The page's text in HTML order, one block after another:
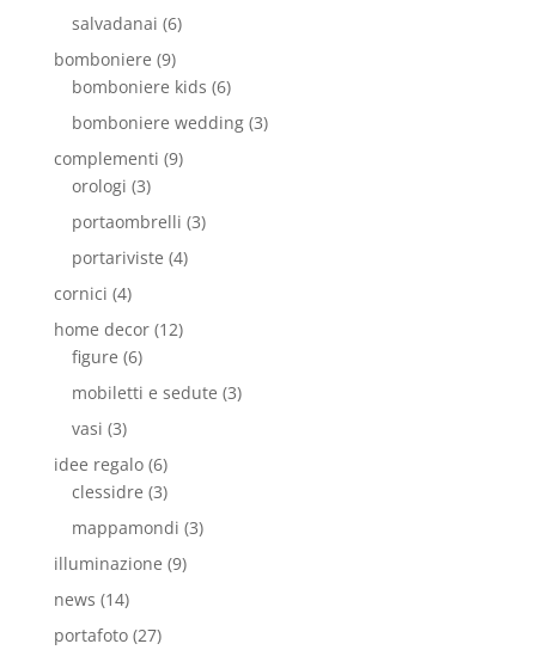
salvadanai (6)
bomboniere (9)
bomboniere kids (6)
bomboniere wedding(3)
complementi (9)
orologi (3)
portaombrelli (3)
portariviste (4)
cornici (4)
home decor(12)
figure (6)
mobiletti e sedute (3)
vasi (3)
idee regalo(6)
clessidre (3)
mappamondi (3)
illuminazione (9)
news (14)
portafoto(27)